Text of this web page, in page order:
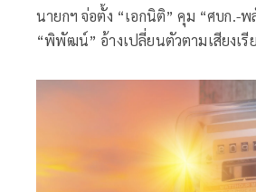
นายกฯ จ่อตั้ง “เอกนิติ” คุม “ศบก.-
“พิพัฒน์” อ้างเปลี่ยนตัวตามเสียงเรี